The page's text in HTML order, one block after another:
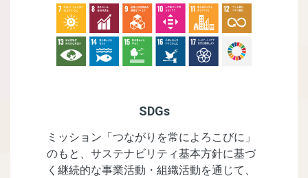
SDGs​
ミッション「つながりを常によろこびに」
のもと、サステナビリティ基本方針に基づ
く継続的な事業活動・組織活動を通じて、